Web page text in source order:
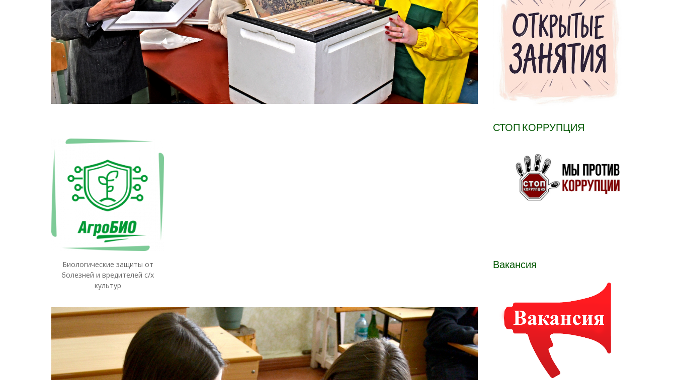
Биологические защиты от
болезней и вредителей с/x
культур
СТОП КОРРУПЦИЯ
Вакансия